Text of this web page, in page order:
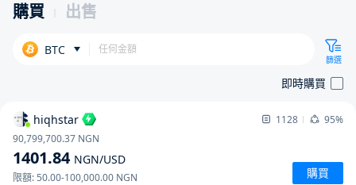
購買 出售
BTC
篩選
即時購買
hiqhstar 1128 95%
1401.84 NGN/USD
90,799,700.37 NGN
限額:50.00-100,000.00 NGN 購買